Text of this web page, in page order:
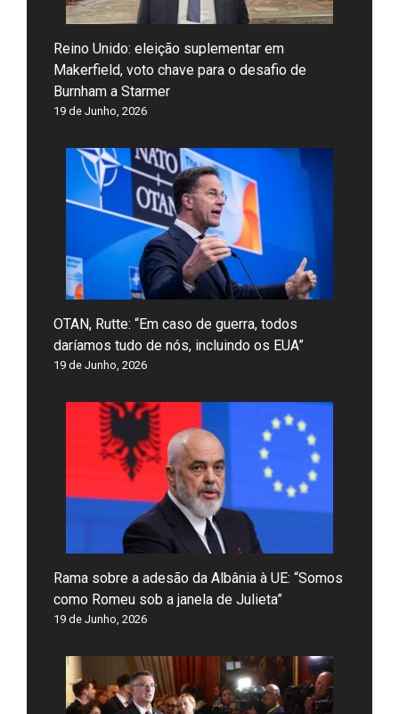
Reino Unido: eleição suplementar em
Makerfield, voto chave para o desafio de
Burnham a Starmer
19 de Junho, 2026
OTAN, Rutte: “Em caso de guerra, todos
daríamos tudo de nós, incluindo os EUA”
19 de Junho, 2026
Rama sobre a adesão da Albânia à UE: “Somos
como Romeu sob a janela de Julieta”
19 de Junho, 2026